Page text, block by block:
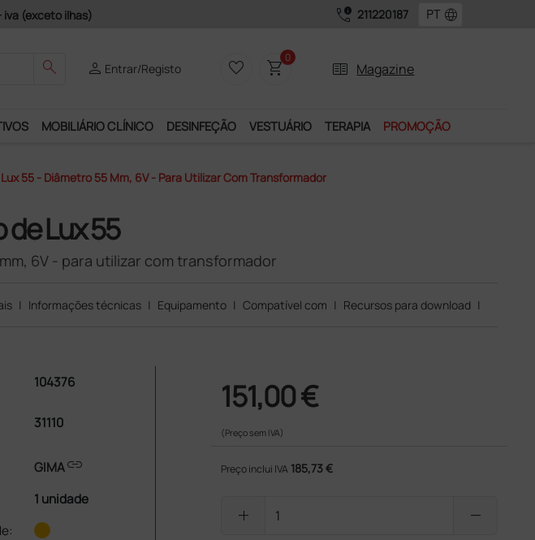
call_quality 211220187 language
search person Entrar/Registo favorite_border shopping_cart0
two_pager Magazine
MOBILIÁRIO CLÍNICO DESINFEÇÃO VESTUÁRIO TERAPIA PROMOÇÃO
55 - Diâmetro 55 Mm, 6V - Para Utilizar Com Transformador
de Lux 55
6V - para utilizar com transformador
| Informações técnicas | Equipamento | Compatível com | Recursos para download |
104376
31110
GIMAlink
1 unidade
151,00 €
(Preço sem IVA)
Preço inclui IVA 185,73 €
add remove